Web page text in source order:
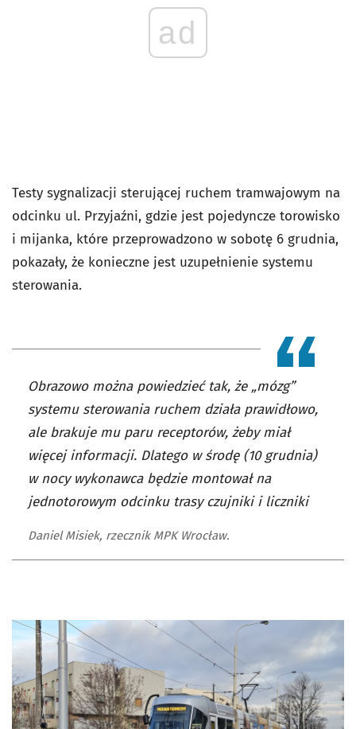
ad
Testy sygnalizacji sterującej ruchem tramwajowym na
odcinku ul. Przyjaźni, gdzie jest pojedyncze torowisko
i mijanka, które przeprowadzono w sobotę 6 grudnia,
pokazały, że konieczne jest uzupełnienie systemu
sterowania.
Obrazowo można powiedzieć tak, że „mózg”
systemu sterowania ruchem działa prawidłowo,
ale brakuje mu paru receptorów, żeby miał
więcej informacji. Dlatego w środę (10 grudnia)
w nocy wykonawca będzie montował na
jednotorowym odcinku trasy czujniki i liczniki
Daniel Misiek, rzecznik MPK Wrocław.